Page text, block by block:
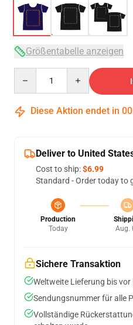
Größentabelle anzeigen
Diese Aktion endet in 00
Deliver to United
Cost to ship:$6.99
Standard - Order today to
Production
Today
Aug.
Sichere Transaktion
Weltweite Lieferung bis vor
Sendungsnummer für alle
Vollständige